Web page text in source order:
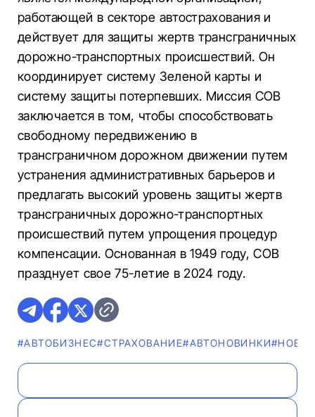
работающей в секторе автострахования и
действует для защиты жертв трансграничных
дорожно-транспортных происшествий. Он
координирует систему Зеленой карты и
систему защиты потерпевших. Миссия COB
заключается в том, чтобы способствовать
свободному передвижению в
трансграничном дорожном движении путем
устранения административных барьеров и
предлагать высокий уровень защиты жертв
трансграничных дорожно-транспортных
происшествий путем упрощения процедур
компенсации. Основанная в 1949 году, COB
празднует свое 75-летие в 2024 году.
#AВТОБИЗНЕС#СТРАХОВАНИЕ#AВТОНОВИНКИ